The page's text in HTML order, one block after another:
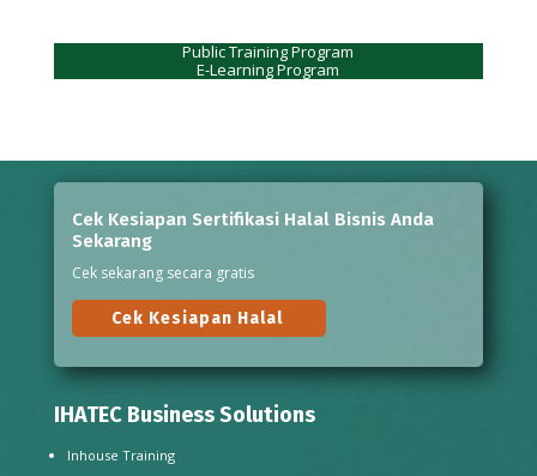
Public Training Program
E-Learning Program
Cek Kesiapan Sertifikasi Halal Bisnis Anda
Sekarang
Cek sekarang secara gratis
Cek Kesiapan Halal
IHATEC Business Solutions
Inhouse Training